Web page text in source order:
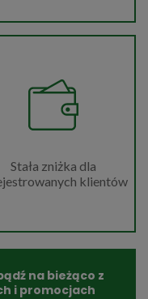
Stała zniżka dla
klientów
na bieżąco z
i promocjach